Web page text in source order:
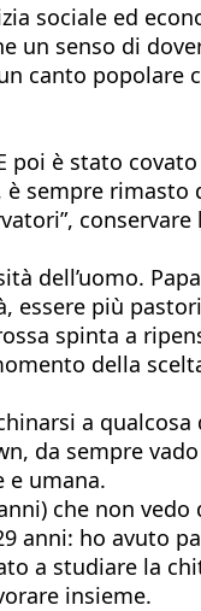
sociale ed
un senso di
canto
poi è stato
sempre
conservare
dell’uomo.
essere più
spinta a
della
a
da sempre
e umana.
che non
ho avuto
a studiare la
insieme.